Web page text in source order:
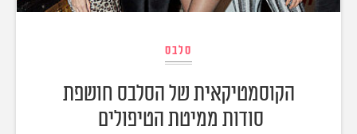
סלבס
הקוסמטיקאית של הסלבס חושפת
סודות ממיטת הטיפולים